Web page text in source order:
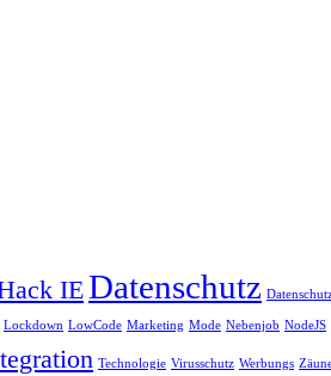
IEDatenschutz
Lockdown LowCode Marketing Mode Nebenjob NodeJS
Technologie Virusschutz Werbungs